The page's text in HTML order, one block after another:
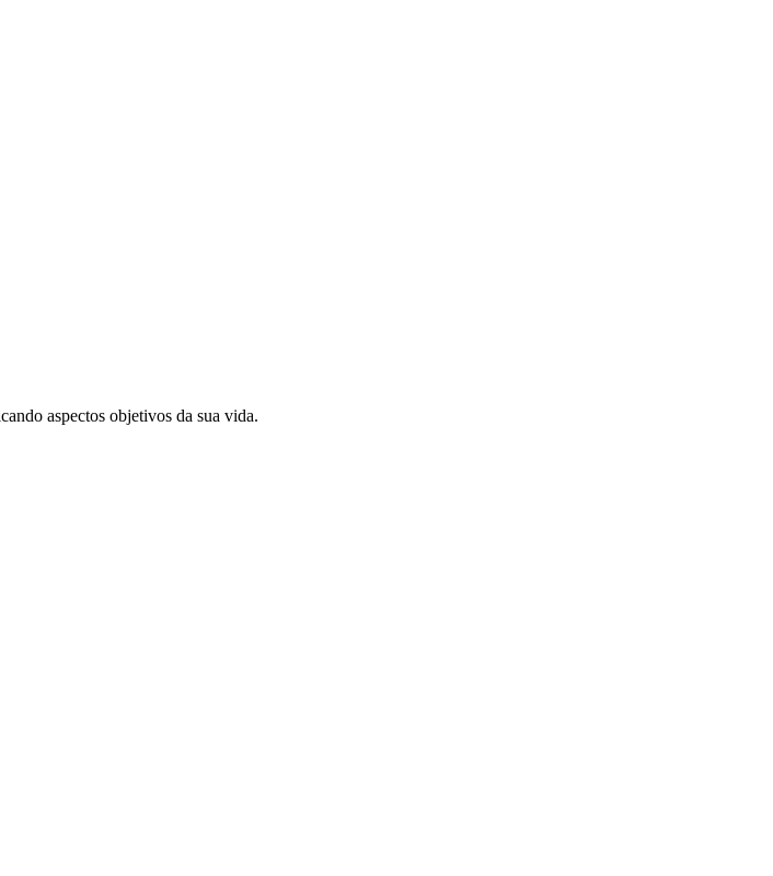
aspectos objetivos da sua vida.